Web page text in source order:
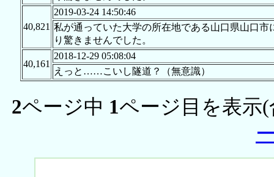
40,821
2019-03-24 14:50:46
私が通っていた大学の所在地である山口県山口
り驚きませんでした。
40,161
2018-12-29 05:08:04
えっと……こいし隧道？（無意識）
2ページ中 1ページ目を表示(